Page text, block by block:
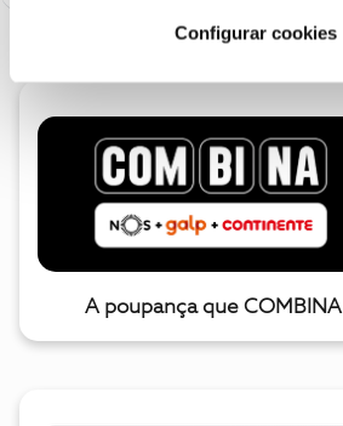
Configurar cookies
A poupança que COMBINA